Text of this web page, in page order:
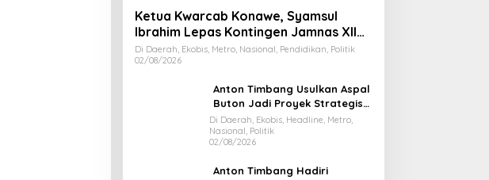
Ketua Kwarcab Konawe, Syamsul
Ibrahim Lepas Kontingen Jamnas XII
2026
Di Daerah, Ekobis, Metro, Nasional, Pendidikan, Politik
02/08/2026
Anton Timbang Usulkan Aspal
Buton Jadi Proyek Strategis
Nasional
Di Daerah, Ekobis, Headline, Metro,
Nasional, Politik
02/08/2026
Anton Timbang Hadiri